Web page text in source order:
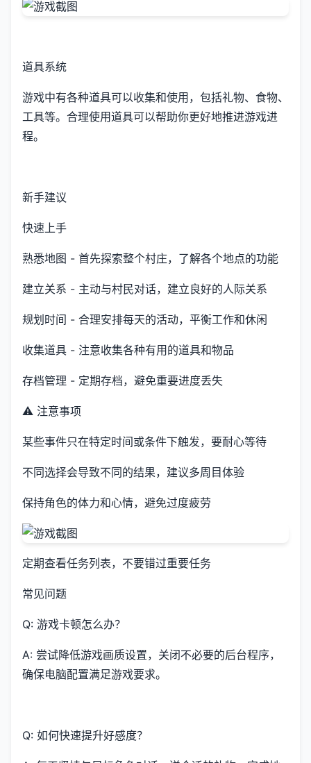
道具系统
游戏中有各种道具可以收集和使用，包括礼物、食物、
工具等。合理使用道具可以帮助你更好地推进游戏进
程。
新手建议
快速上手
熟悉地图 - 首先探索整个村庄，了解各个地点的功能
建立关系 - 主动与村民对话，建立良好的人际关系
规划时间 - 合理安排每天的活动，平衡工作和休闲
收集道具 - 注意收集各种有用的道具和物品
存档管理 - 定期存档，避免重要进度丢失
⚠️ 注意事项
某些事件只在特定时间或条件下触发，要耐心等待
不同选择会导致不同的结果，建议多周目体验
保持角色的体力和心情，避免过度疲劳
定期查看任务列表，不要错过重要任务
常见问题
Q: 游戏卡顿怎么办？
A: 尝试降低游戏画质设置，关闭不必要的后台程序，
确保电脑配置满足游戏要求。
Q: 如何快速提升好感度？